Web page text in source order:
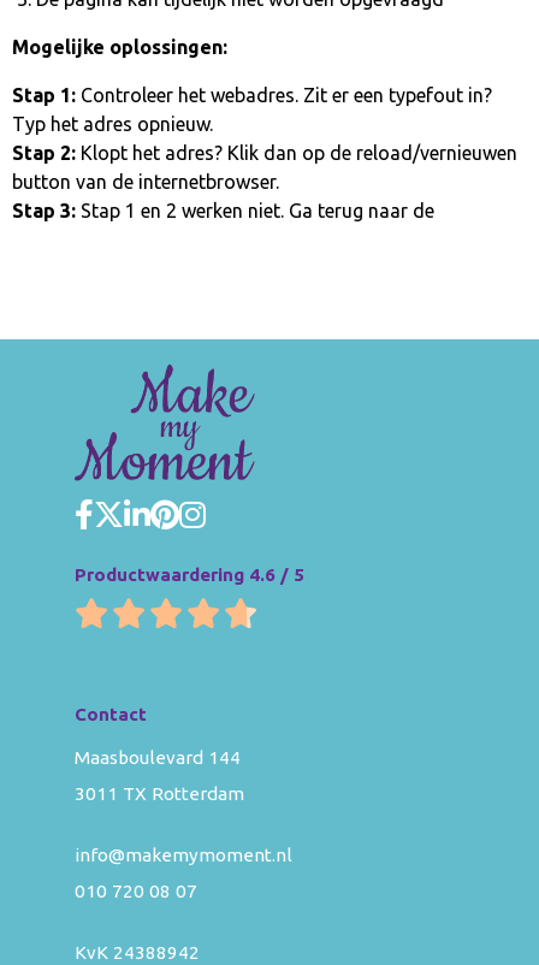
Mogelijke oplossingen:
Stap 1: Controleer het webadres. Zit er een typefout in?
Typ het adres opnieuw.
Stap 2: Klopt het adres? Klik dan op de reload/vernieuwen
button van de internetbrowser.
Stap 3: Stap 1 en 2 werken niet. Ga terug naar de
Productwaardering 4.6 / 5
Contact
Maasboulevard 144
3011 TX Rotterdam
info@makemymoment.nl
010 720 08 07
KvK 24388942